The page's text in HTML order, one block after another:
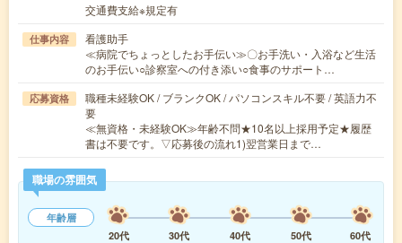
交通費支給※規定有
仕事内容
看護助手
≪病院でちょっとしたお手伝い≫〇お手洗い・入浴など生活
のお手伝い○診察室への付き添い○食事のサポート…
応募資格
職種未経験OK / ブランクOK / パソコンスキル不要 / 英語力不
要
≪無資格・未経験OK≫年齢不問★10名以上採用予定★履歴
書は不要です。▽応募後の流れ1)翌営業日まで…
職場の雰囲気
年齢層
20代
30代 40代 50代
60代